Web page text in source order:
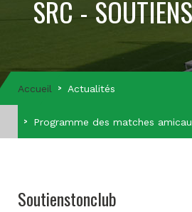
SRC -
Accueil Actualités
Programme des matches
Soutienstonclub